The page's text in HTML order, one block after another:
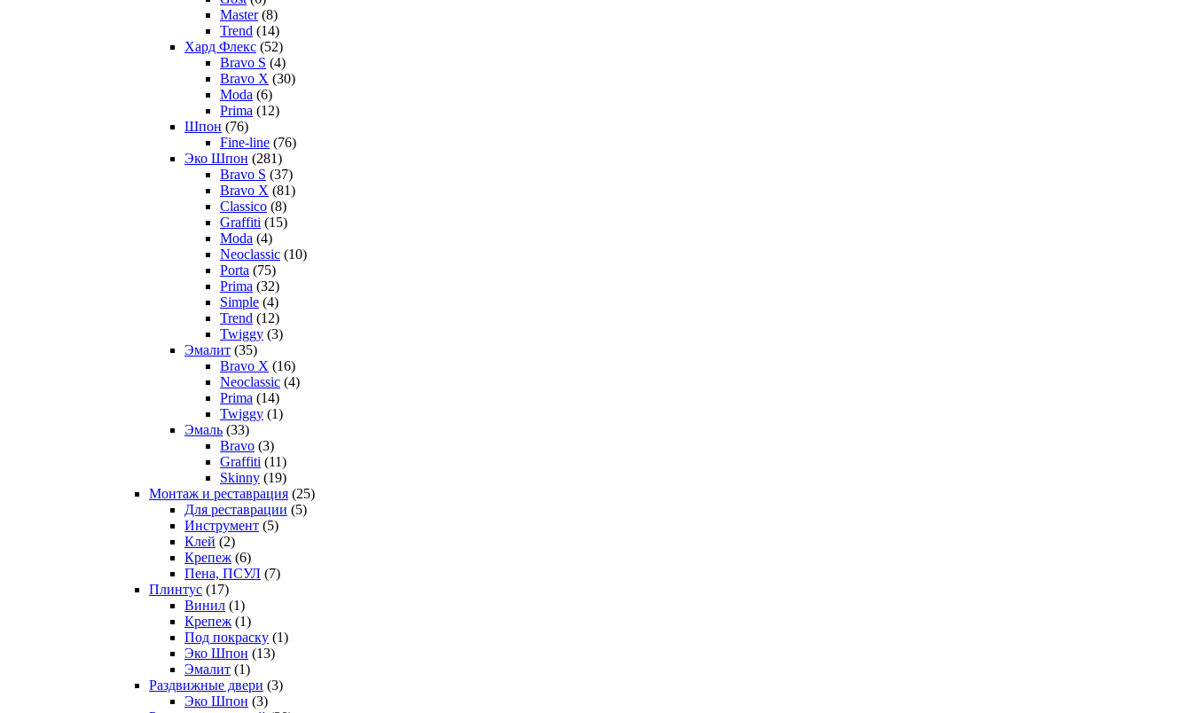
Master (8)
Trend (14)
Хард Флекс (52)
Bravo S (4)
Bravo X (30)
Moda (6)
Prima (12)
Шпон (76)
Fine-line (76)
Эко Шпон (281)
Bravo S (37)
Bravo X (81)
Classico (8)
Graffiti (15)
Moda (4)
Neoclassic (10)
Porta (75)
Prima (32)
Simple (4)
Trend (12)
Twiggy (3)
Эмалит (35)
Bravo X (16)
Neoclassic (4)
Prima (14)
Twiggy (1)
Эмаль (33)
Bravo (3)
Graffiti (11)
Skinny (19)
Монтаж и реставрация (25)
Для реставрации (5)
Инструмент (5)
Клей (2)
Крепеж (6)
Пена, ПСУЛ (7)
Плинтус (17)
Винил (1)
Крепеж (1)
Под покраску (1)
Эко Шпон (13)
Эмалит (1)
Раздвижные двери (3)
Эко Шпон (3)